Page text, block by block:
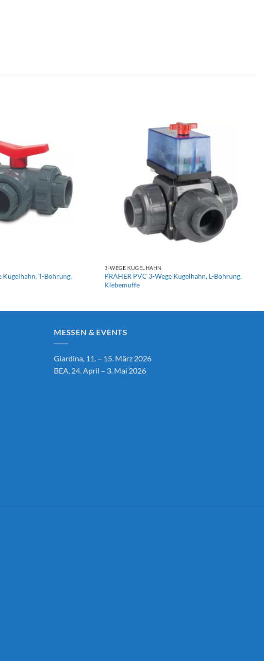
Kugelhahn, T-Bohrung,
3-WEGE KUGELHAHN
PRAHER PVC 3-Wege Kugelhahn, L-Bohrung,
Klebemuffe
MESSEN & EVENTS
Giardina, 11. – 15. März 2026
BEA, 24. April – 3. Mai 2026